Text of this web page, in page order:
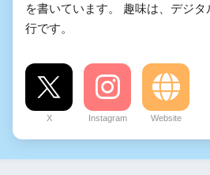
を書いています。 趣味は、デジ
行です。
X Instagram Website